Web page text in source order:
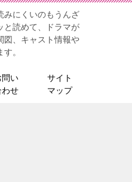
みにくいのもうんざ
と読めて、ドラマが
図、キャスト情報や
。
問い
わせ
サイト
マップ